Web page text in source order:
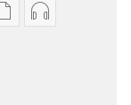
ПараметриПараметри